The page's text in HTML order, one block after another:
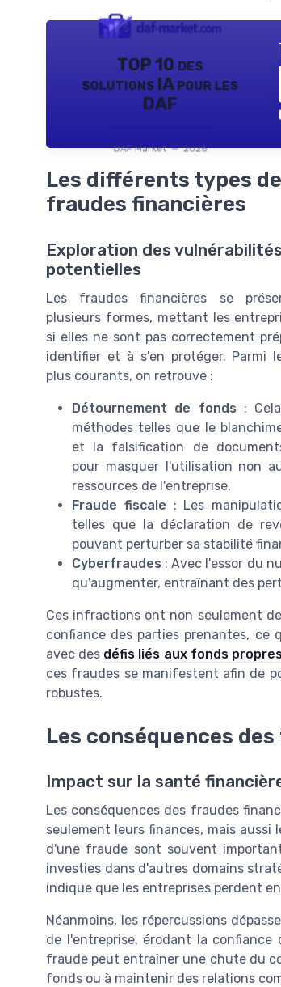
TOP 10 des
solutions IA pour les
DAF
DAF Market — 2026
Les différents types de
fraudes financières
Exploration des vulnérabilités
potentielles
Les fraudes financières se
plusieurs formes, mettant les
si elles ne sont pas correctement
identifier et à s'en protéger. Parmi
plus courants, on retrouve :
Détournement de fonds :
méthodes telles que le
et la falsification de
pour masquer l'utilisation non
ressources de l'entreprise.
Fraude fiscale : Les
telles que la déclaration de
pouvant perturber sa stabilité
Cyberfraudes : Avec l'essor du
qu'augmenter, entraînant des
Ces infractions ont non seulement
confiance des parties prenantes, ce
avec des défis liés aux fonds
ces fraudes se manifestent afin de
robustes.
Les conséquences
Impact sur la santé
Les conséquences des fraudes
seulement leurs finances, mais
d'une fraude sont souvent
investies dans d'autres domains
indique que les entreprises perdent
Néanmoins, les répercussions
de l'entreprise, érodant la confiance
fraude peut entraîner une chute du
fonds ou à maintenir des relations